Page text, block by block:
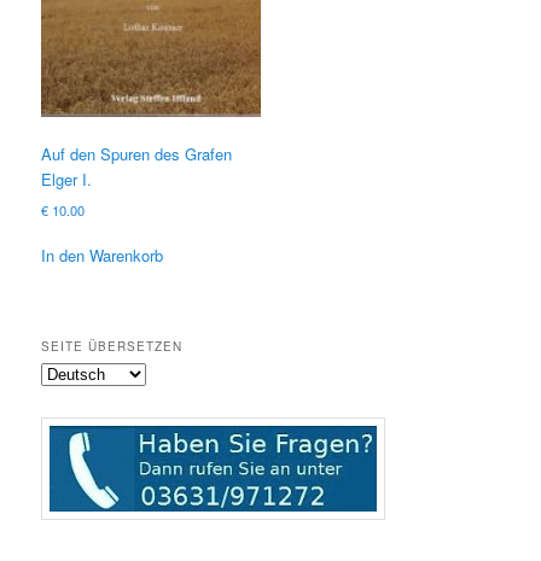
Auf den Spuren des Grafen
Elger I.
€ 10.00
In den Warenkorb
SEITE ÜBERSETZEN